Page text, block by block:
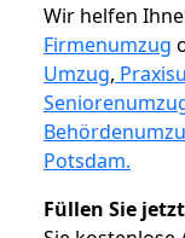
Wir helfen
Firmenumzug
Umzug,
Potsdam.
Füllen Sie